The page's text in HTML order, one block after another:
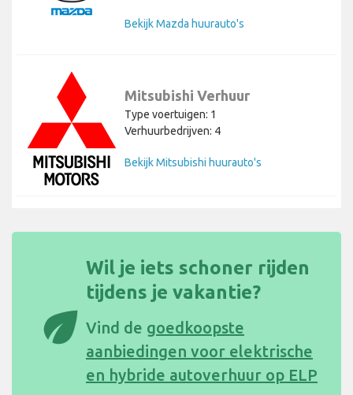
Bekijk Mazda huurauto's
Mitsubishi Verhuur
Type voertuigen: 1
Verhuurbedrijven: 4
Bekijk Mitsubishi huurauto's
eco
Wil je iets schoner rijden
tijdens je vakantie?
Vind de goedkoopste
aanbiedingen voor elektrische
en hybride autoverhuur op ELP